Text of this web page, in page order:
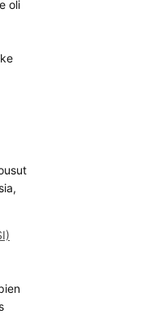
oli